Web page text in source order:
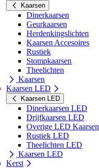
Kaarsen
Dinerkaarsen
Geurkaarsen
Herdenkingslichten
Kaarsen Accesoires
Rustiek
Stompkaarsen
Theelichten
Kaarsen
Kaarsen LED
Kaarsen LED
Dinerkaarsen LED
Drijfkaarsen LED
Overige LED Kaarsen
Rustiek LED
Theelichten LED
Kaarsen LED
Kerst